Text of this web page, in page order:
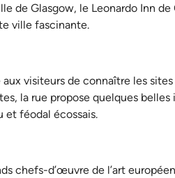
de Glasgow, le Leonardo Inn
ville fascinante.
visiteurs de connaître les
la rue propose quelques
féodal écossais.
chefs-d’œuvre de l’art